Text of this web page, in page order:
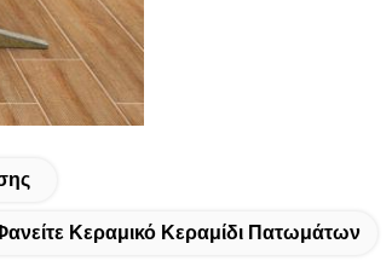
Κεραμικό Κεραμίδι Πατωμάτων